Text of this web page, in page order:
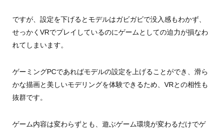
ですが、設定を下げるとモデルはガビガビで没入感もわかず、
せっかくVRでプレイしているのにゲームとしての迫力が損なわ
れてしまいます。
ゲーミングPCであればモデルの設定を上げることができ、滑ら
かな描画と美しいモデリングを体験できるため、VRとの相性も
抜群です。
ゲーム内容は変わらずとも、遊ぶゲーム環境が変わるだけでゲ